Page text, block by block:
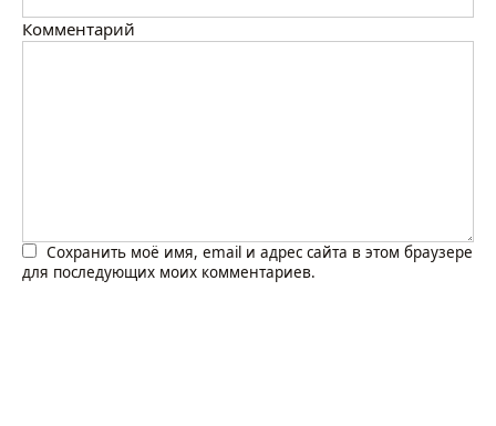
Комментарий
Сохранить моё имя, email и адрес сайта в этом браузере
для последующих моих комментариев.